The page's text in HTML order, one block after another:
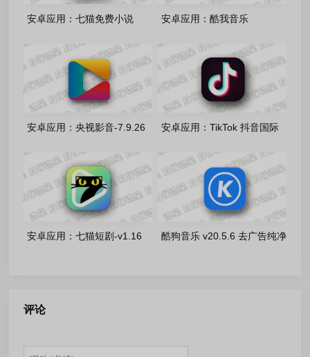
安卓应用：七猫免费小说
8.4(80400) 高级版
安卓应用：酷我音乐
12.1.8.2 去广告解锁Vip
版/7.6.2.21 Vip车机版
安卓应用：央视影音-7.9.26
去广告版
安卓应用：TikTok 抖音国际
版 v45.5.5 去广告解锁版
安卓应用：七猫短剧-v1.16
酷狗音乐 v20.5.6 去广告纯净
评论